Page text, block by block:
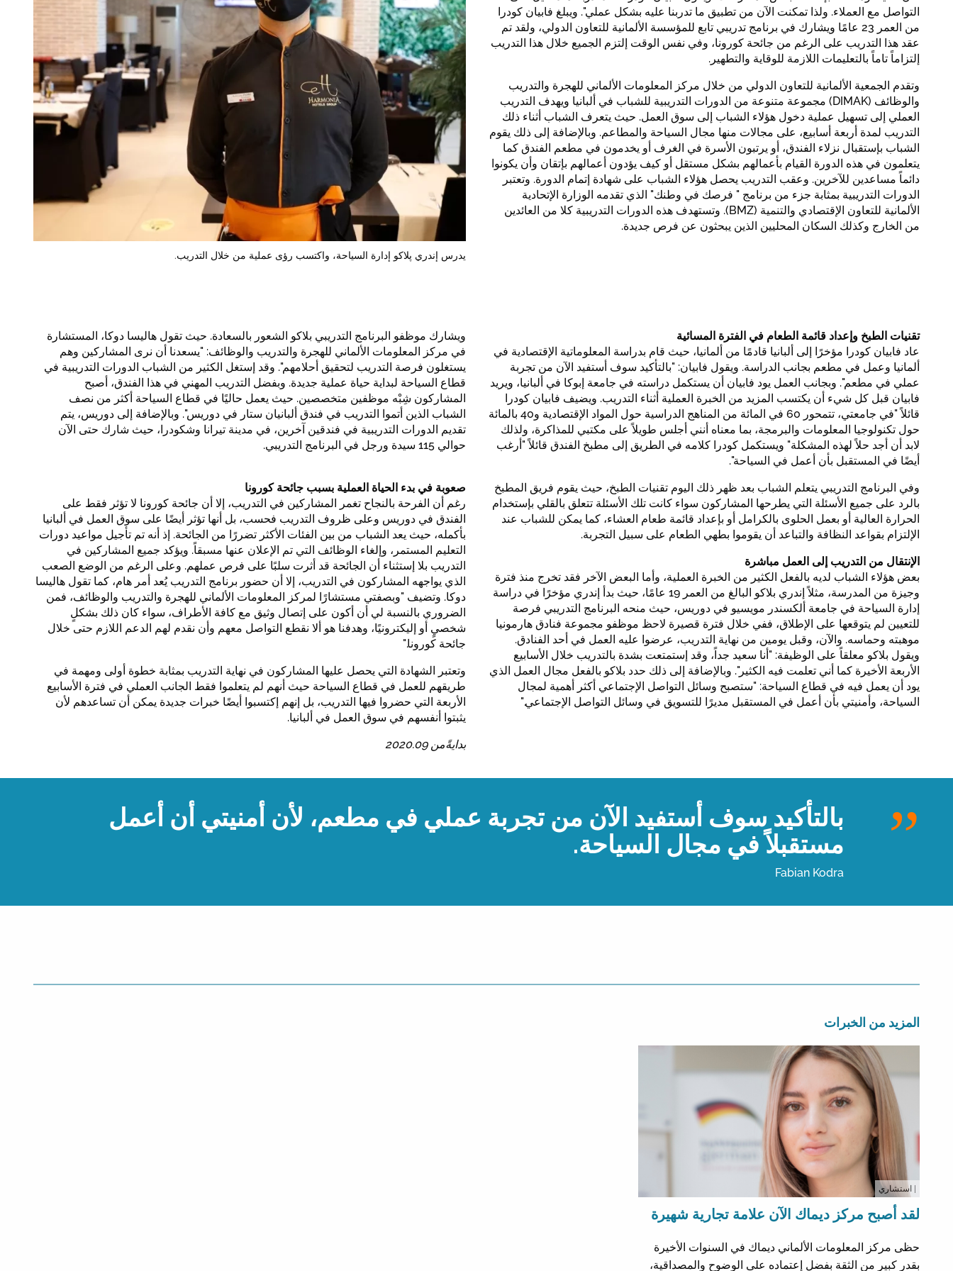
يدرس إندري پلاكو إدارة السياحة، واكتسب رؤى عملية من خلال التدريب.
التواصل مع العملاء. ولذا تمكنت الآن من تطبيق ما تدربنا عليه بشكل عملي". ويبلغ فابيان كودرا
من العمر 23 عامًا ويشارك في برنامج تدريبي تابع للمؤسسة الألمانية للتعاون الدولي، ولقد تم
عقد هذا التدريب على الرغم من جائحة كورونا، وفي نفس الوقت إلتزم الجميع خلال هذا التدريب
إلتزاماً تاماً بالتعليمات اللازمة للوقاية والتطهير.
وتقدم الجمعية الألمانية للتعاون الدولي من خلال مركز المعلومات الألماني للهجرة والتدريب
والوظائف (DIMAK) مجموعة متنوعة من الدورات التدريبية للشباب في ألبانيا ويهدف التدريب
العملي إلى تسهيل عملية دخول هؤلاء الشباب إلى سوق العمل. حيث يتعرف الشباب أثناء ذلك
التدريب لمدة أربعة أسابيع، على مجالات منها مجال السياحة والمطاعم. وبالإضافة إلى ذلك يقوم
الشباب بإستقبال نزلاء الفندق، أو يرتبون الأسرة في الغرف أو يخدمون في مطعم الفندق كما
يتعلمون في هذه الدورة القيام بأعمالهم بشكل مستقل أو كيف يؤدون أعمالهم بإتقان وأن يكونوا
دائماً مساعدين للآخرين. وعقب التدريب يحصل هؤلاء الشباب على شهادة إتمام الدورة. وتعتبر
الدورات التدريبية بمثابة جزء من برنامج " فرصك في وطنك" الذي تقدمه الوزارة الإتحادية
الألمانية للتعاون الإقتصادي والتنمية (BMZ). وتستهدف هذه الدورات التدريبية كلا من العائدين
من الخارج وكذلك السكان المحليين الذين يبحثون عن فرص جديدة.
تقنيات الطبخ وإعداد قائمة الطعام في الفترة المسائية
عاد فابيان كودرا مؤخرًا إلى ألبانيا قادمًا من ألمانيا، حيث قام بدراسة المعلوماتية الإقتصادية في
ألمانيا وعمل في مطعم بجانب الدراسة. ويقول فابيان: "بالتأكيد سوف أستفيد الآن من تجربة
عملي في مطعم". وبجانب العمل يود فابيان أن يستكمل دراسته في جامعة إبوكا في ألبانيا، ويريد
فابيان قبل كل شيء أن يكتسب المزيد من الخبرة العملية أثناء التدريب. ويضيف فابيان كودرا
قائلاً "في جامعتي، تتمحور 60 في المائة من المناهج الدراسية حول المواد الإقتصادية و40 بالمائة
حول تكنولوجيا المعلومات والبرمجة، بما معناه أنني أجلس طويلاً على مكتبي للمذاكرة، ولذلك
لابد أن أجد حلاً لهذه المشكلة" ويستكمل كودرا كلامه في الطريق إلى مطبخ الفندق قائلاً "أرغب
أيضًا في المستقبل بأن أعمل في السياحة".
وفي البرنامج التدريبي يتعلم الشباب بعد ظهر ذلك اليوم تقنيات الطبخ، حيث يقوم فريق المطبخ
بالرد على جميع الأسئلة التي يطرحها المشاركون سواء كانت تلك الأسئلة تتعلق بالقلي بإستخدام
الحرارة العالية أو بعمل الحلوى بالكرامل أو بإعداد قائمة طعام العشاء، كما يمكن للشباب عند
الإلتزام بقواعد النظافة والتباعد أن يقوموا بطهي الطعام على سبيل التجربة.
الإنتقال من التدريب إلى العمل مباشرة
بعض هؤلاء الشباب لديه بالفعل الكثير من الخبرة العملية، وأما البعض الآخر فقد تخرج منذ فترة
وجيزة من المدرسة، مثلاً إندري بلاكو البالغ من العمر 19 عامًا، حيث بدأ إندري مؤخرًا في دراسة
إدارة السياحة في جامعة ألكسندر مويسيو في دوريس، حيث منحه البرنامج التدريبي فرصة
للتعيين لم يتوقعها على الإطلاق، ففي خلال فترة قصيرة لاحظ موظفو مجموعة فنادق هارمونيا
موهبته وحماسه. والآن، وقبل يومين من نهاية التدريب، عرضوا عليه العمل في أحد الفنادق.
ويقول بلاكو معلقاً على الوظيفة: "أنا سعيد جداً، وقد إستمتعت بشدة بالتدريب خلال الأسابيع
الأربعة الأخيرة كما أني تعلمت فيه الكثير". وبالإضافة إلى ذلك حدد بلاكو بالفعل مجال العمل الذي
يود أن يعمل فيه في قطاع السياحة: "ستصبح وسائل التواصل الإجتماعي أكثر أهمية لمجال
السياحة، وأمنيتي بأن أعمل في المستقبل مديرًا للتسويق في وسائل التواصل الإجتماعي."
ويشارك موظفو البرنامج التدريبي بلاكو الشعور بالسعادة. حيث تقول هاليسا دوكا، المستشارة
في مركز المعلومات الألماني للهجرة والتدريب والوظائف: "يسعدنا أن نرى المشاركين وهم
يستغلون فرصة التدريب لتحقيق أحلامهم". وقد إستغل الكثير من الشباب الدورات التدريبية في
قطاع السياحة لبداية حياة عملية جديدة. وبفضل التدريب المهني في هذا الفندق، أصبح
المشاركون شِبْه موظفين متخصصين. حيث يعمل حاليًا في قطاع السياحة أكثر من نصف
الشباب الذين أتموا التدريب في فندق ألبانيان ستار في دوريس". وبالإضافة إلى دوريس، يتم
تقديم الدورات التدريبية في فندقين آخرين، في مدينة تيرانا وشكودرا، حيث شارك حتى الآن
حوالي 115 سيدة ورجل في البرنامج التدريبي.
صعوبة في بدء الحياة العملية بسبب جائحة كورونا
رغم أن الفرحة بالنجاح تغمر المشاركين في التدريب، إلا أن جائحة كورونا لا تؤثر فقط على
الفندق في دوريس وعلى ظروف التدريب فحسب، بل أنها تؤثر أيضًا على سوق العمل في ألبانيا
بأكمله، حيث يعد الشباب من بين الفئات الأكثر تضررًا من الجائحة. إذ أنه تم تأجيل مواعيد دورات
التعليم المستمر، وإلغاء الوظائف التي تم الإعلان عنها مسبقاً. ويؤكد جميع المشاركين في
التدريب بلا إستثناء أن الجائحة قد أثرت سلبًا على فرص عملهم. وعلى الرغم من الوضع الصعب
الذي يواجهه المشاركون في التدريب، إلا أن حضور برنامج التدريب يُعد أمر هام، كما تقول هاليسا
دوكا. وتضيف "وبصفتي مستشارًا لمركز المعلومات الألماني للهجرة والتدريب والوظائف، فمن
الضروري بالنسبة لي أن أكون على إتصال وثيق مع كافة الأطراف، سواء كان ذلك بشكلٍ
شخصيٍ أو إليكترونيًا، وهدفنا هو ألا نقطع التواصل معهم وأن نقدم لهم الدعم اللازم حتى خلال
جائحة كورونا."
وتعتبر الشهادة التي يحصل عليها المشاركون في نهاية التدريب بمثابة خطوة أولى ومهمة في
طريقهم للعمل في قطاع السياحة حيث أنهم لم يتعلموا فقط الجانب العملي في فترة الأسابيع
الأربعة التي حضروا فيها التدريب، بل إنهم إكتسبوا أيضًا خبرات جديدة يمكن أن تساعدهم لأن
يثبتوا أنفسهم في سوق العمل في ألبانيا.
بدايةًمن 2020.09
بالتأكيد سوف أستفيد الآن من تجربة عملي في مطعم، لأن أمنيتي أن أعمل
مستقبلاً في مجال السياحة.
Fabian Kodra
المزيد من الخبرات
| استشاري
لقد أصبح مركز ديماك الآن علامة تجارية شهيرة
حظى مركز المعلومات الألماني ديماك في السنوات الأخيرة
بقدر كبير من الثقة بفضل إعتماده على الوضوح والمصداقية،